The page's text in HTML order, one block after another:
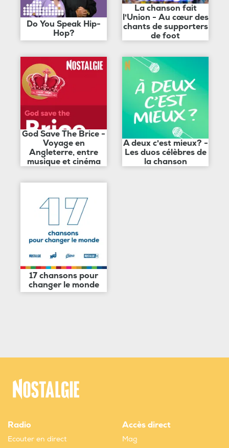
Do You Speak Hip-
Hop?
La chanson fait
l'Union - Au cœur des
chants de supporters
de foot
God Save The Brice -
Voyage en
Angleterre, entre
musique et cinéma
A deux c'est mieux? -
Les duos célèbres de
la chanson
17 chansons pour
changer le monde
Radio
Ecouter en direct
Accès direct
Mag